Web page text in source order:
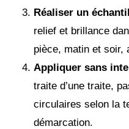
Réaliser un
relief et brillance
pièce, matin et soir,
Appliquer sans
traite d’une traite,
circulaires selon la
démarcation.